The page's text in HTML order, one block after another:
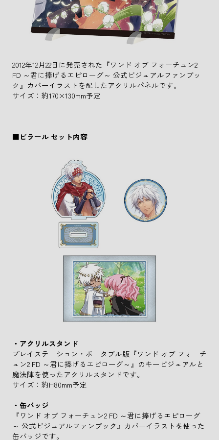
2012年12月22日に発売された『ワンド オブ フォーチュン2
FD ～君に捧げるエピローグ～ 公式ビジュアルファンブッ
ク』カバーイラストを配したアクリルパネルです。
サイズ：約170×130mm予定
■ビラール セット内容
・アクリルスタンド
プレイステーション・ポータブル版『ワンド オブ フォーチ
ュン2 FD ～君に捧げるエピローグ～』のキービジュアルと
魔法陣を使ったアクリルスタンドです。
サイズ：約H80mm予定
・缶バッジ
『ワンド オブ フォーチュン2 FD ～君に捧げるエピローグ
～ 公式ビジュアルファンブック』カバーイラストを使った
缶バッジです。